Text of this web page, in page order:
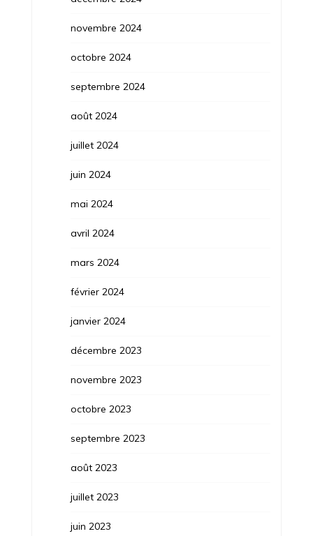
novembre 2024
octobre 2024
septembre 2024
août 2024
juillet 2024
juin 2024
mai 2024
avril 2024
mars 2024
février 2024
janvier 2024
décembre 2023
novembre 2023
octobre 2023
septembre 2023
août 2023
juillet 2023
juin 2023